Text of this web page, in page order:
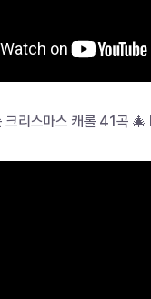
크리스마스 캐롤 41곡